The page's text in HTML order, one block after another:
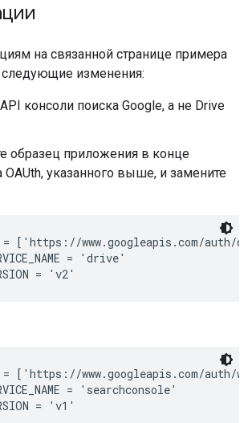
на связанной странице примера
следующие изменения:
консоли поиска Google, а не Drive
образец приложения в конце
OAUth, указанного выше, и замените
= ['https://www.googleapis.com/auth/
= 'drive'
= ['https://www.googleapis.com/auth/
= 'searchconsole'